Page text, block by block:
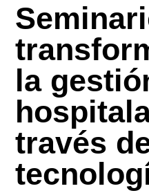
la
través